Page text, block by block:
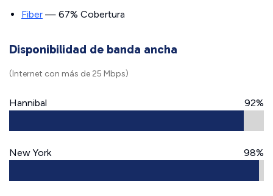
Fiber — 67% Cobertura
Disponibilidad de banda ancha
(Internet con más de 25 Mbps)
Hannibal 92%
New York 98%